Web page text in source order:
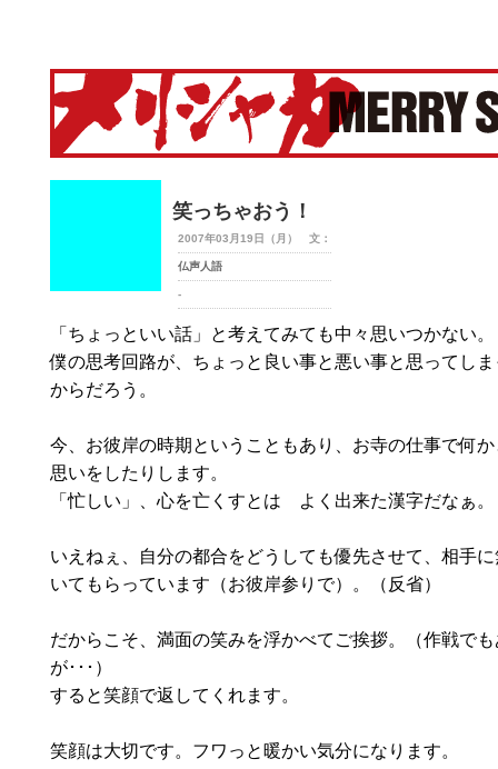
笑っちゃおう！
2007年03月19日（月） 文：
仏声人語
-
「ちょっといい話」と考えてみても中々思いつかない。
僕の思考回路が、ちょっと良い事と悪い事と思ってし
からだろう。
今、お彼岸の時期ということもあり、お寺の仕事で何
思いをしたりします。
「忙しい」、心を亡くすとは よく出来た漢字だなぁ。
いえねぇ、自分の都合をどうしても優先させて、相手
いてもらっています（お彼岸参りで）。（反省）
だからこそ、満面の笑みを浮かべてご挨拶。（作戦で
が･･･）
すると笑顔で返してくれます。
笑顔は大切です。フワっと暖かい気分になります。